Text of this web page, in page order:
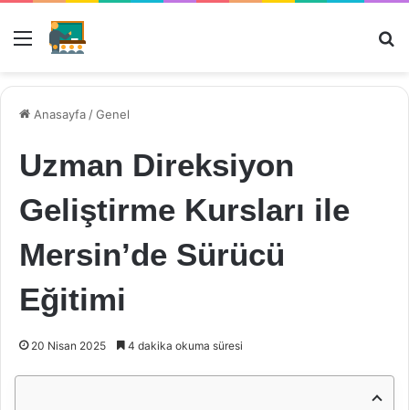
Menü
Anasayfa /Genel
Uzman Direksiyon
Geliştirme Kursları ile
Mersin’de Sürücü
Eğitimi
20 Nisan 2025 4 dakika okuma süresi